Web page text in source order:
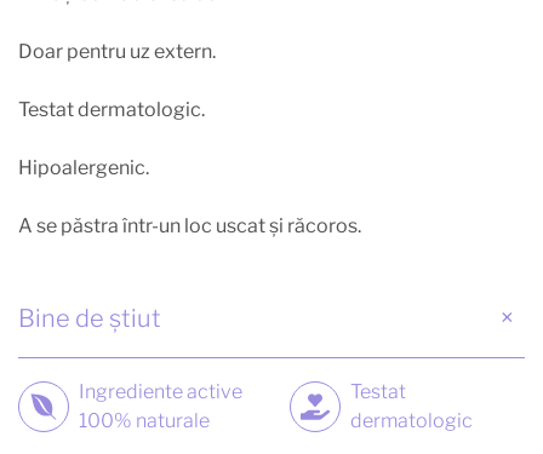
Doar pentru uz extern.
Testat dermatologic.
Hipoalergenic.
A se păstra într-un loc uscat și răcoros.
Bine de știut
Ingrediente active
100% naturale
Testat
dermatologic